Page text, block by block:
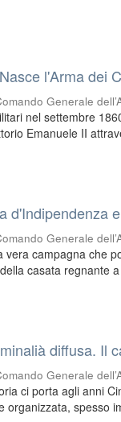
l'Arma dei
Generale
nel settembre
Emanuele II
d'Indipendenza
Generale
vera campagna che
casata regnante
diffusa. Il
Generale
ci porta agli anni
organizzata, spesso